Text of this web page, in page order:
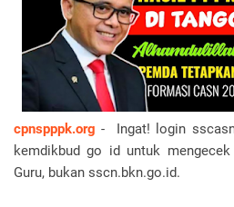
cpnspppk.org - Ingat! login
kemdikbud go id untuk mengecek
Guru, bukan sscn.bkn.go.id.